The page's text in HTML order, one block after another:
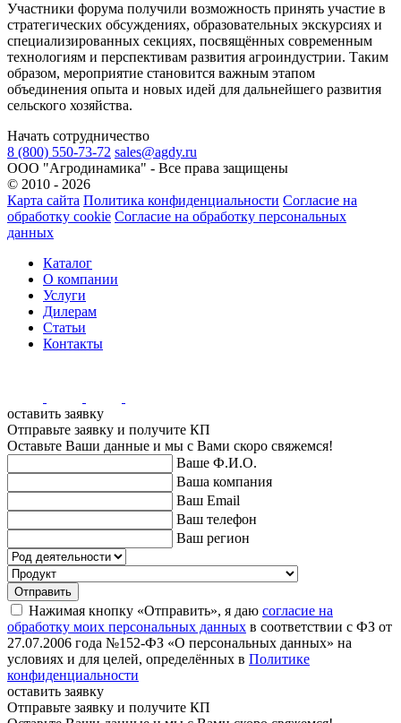
Участники форума получили возможность принять участие в
стратегических обсуждениях, образовательных экскурсиях и
специализированных секциях, посвящённых современным
технологиям и перспективам развития агроиндустрии. Таким
образом, мероприятие становится важным этапом
объединения опыта и новых идей для дальнейшего развития
сельского хозяйства.
Начать сотрудничество
8 (800) 550-73-72 sales@agdy.ru
OOO "Агродинамика" - Все права защищены
© 2010 - 2026
Карта сайта Политика конфиденциальности Согласие на
обработку cookie Согласие на обработку персональных
данных
Каталог
О компании
Услуги
Дилерам
Статьи
Контакты
оставить заявку
Отправьте заявку и получите КП
Оставьте Ваши данные и мы с Вами скоро свяжемся!
Ваше Ф.И.О.
Ваша компания
Ваш Email
Ваш телефон
Ваш регион
Отправить
Нажимая кнопку «Отправить», я даю согласие на
обработку моих персональных данных в соответствии с ФЗ от
27.07.2006 года №152-ФЗ «О персональных данных» на
условиях и для целей, определённых в Политике
конфиденциальности
оставить заявку
Отправьте заявку и получите КП